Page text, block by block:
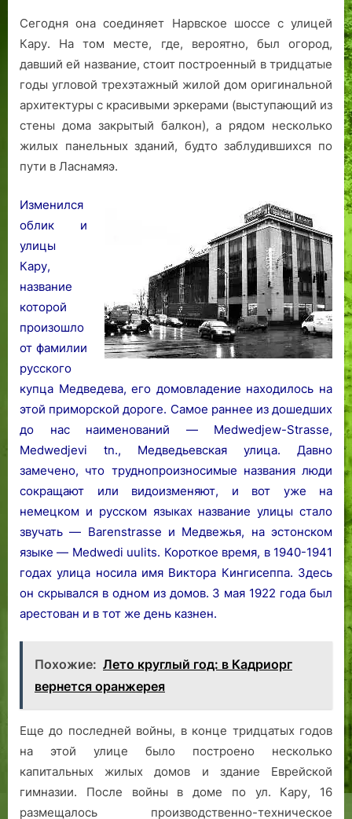
Сегодня она соединяет Нарвское шоссе с улицей
Кару. На том месте, где, вероятно, был огород,
давший ей название, стоит построенный в тридцатые
годы угловой трехэтажный жилой дом оригинальной
архитектуры с красивыми эркерами (выступающий из
стены дома закрытый балкон), а рядом несколько
жилых панельных зданий, будто заблудившихся по
пути в Ласнамяэ.
Изменился
облик и
улицы
Кару,
название
которой
произошло
от фамилии
русского
купца Медведева, его домовладение находилось на
этой приморской дороге. Самое раннее из дошедших
до нас наименований — Medwedjew-Strasse,
Medwedjеvi tn., Медведьевская улица. Давно
замечено, что труднопроизносимые названия люди
сокращают или видоизменяют, и вот уже на
немецком и русском языках название улицы стало
звучать — Barenstrasse и Медвежья, на эстонском
языке — Medwedi uulits. Короткое время, в 1940-1941
годах улица носила имя Виктора Кингисеппа. Здесь
он скрывался в одном из домов. 3 мая 1922 года был
арестован и в тот же день казнен.
Похожие: Лето круглый год: в Кадриорг
вернется оранжерея
Еще до последней войны, в конце тридцатых годов
на этой улице было построено несколько
капитальных жилых домов и здание Еврейской
гимназии. После войны в доме по ул. Кару, 16
размещалось производственно-техническое